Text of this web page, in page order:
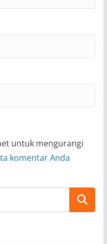
untuk mengurangi
komentar Anda